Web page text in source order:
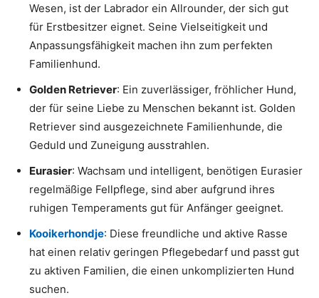
Wesen, ist der Labrador ein Allrounder, der sich gut
für Erstbesitzer eignet. Seine Vielseitigkeit und
Anpassungsfähigkeit machen ihn zum perfekten
Familienhund.
Golden Retriever: Ein zuverlässiger, fröhlicher Hund,
der für seine Liebe zu Menschen bekannt ist. Golden
Retriever sind ausgezeichnete Familienhunde, die
Geduld und Zuneigung ausstrahlen.
Eurasier: Wachsam und intelligent, benötigen Eurasier
regelmäßige Fellpflege, sind aber aufgrund ihres
ruhigen Temperaments gut für Anfänger geeignet.
Kooikerhondje: Diese freundliche und aktive Rasse
hat einen relativ geringen Pflegebedarf und passt gut
zu aktiven Familien, die einen unkomplizierten Hund
suchen.